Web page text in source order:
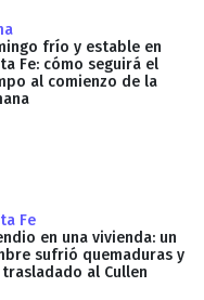
frío y estable en
Fe: cómo seguirá el
al comienzo de la
Fe
en una vivienda: un
sufrió quemaduras y
al Cullen